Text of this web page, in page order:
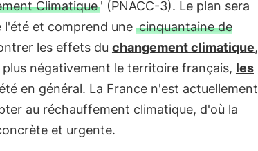
Climatique' (PNACC-3). Le plan sera
l'été et comprend une cinquantaine de
les effets du changement climatique,
négativement le territoire français, les
en général. La France n'est actuellement
au réchauffement climatique, d'où la
et urgente.